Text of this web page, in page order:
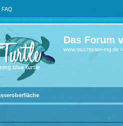
FAQ
Das Forum
www.tauchteam-mg.de